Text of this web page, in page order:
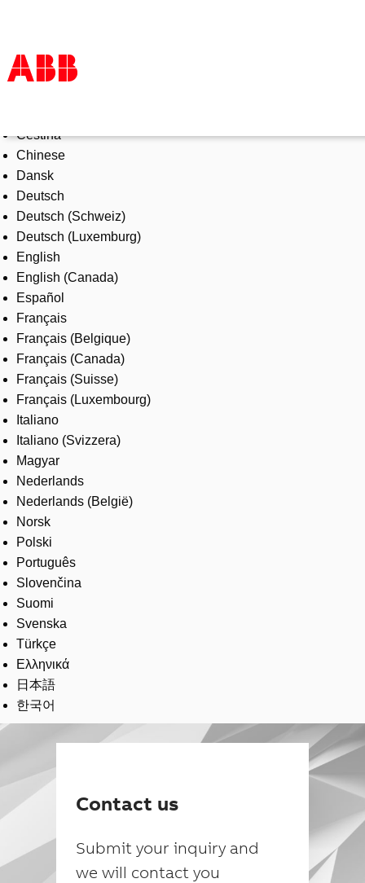
Products & Solutions
Industries
Services
About us
Where to buy
Contact us
Careers
Čeština
Chinese
Dansk
Deutsch
Deutsch (Schweiz)
Deutsch (Luxemburg)
English
English (Canada)
Español
Français
Français (Belgique)
Français (Canada)
Français (Suisse)
Français (Luxembourg)
Italiano
Italiano (Svizzera)
Magyar
Nederlands
Nederlands (België)
Norsk
Polski
Português
Slovenčina
Suomi
Svenska
Türkçe
Ελληνικά
日本語
한국어
Contact us
Submit your inquiry and
we will contact you